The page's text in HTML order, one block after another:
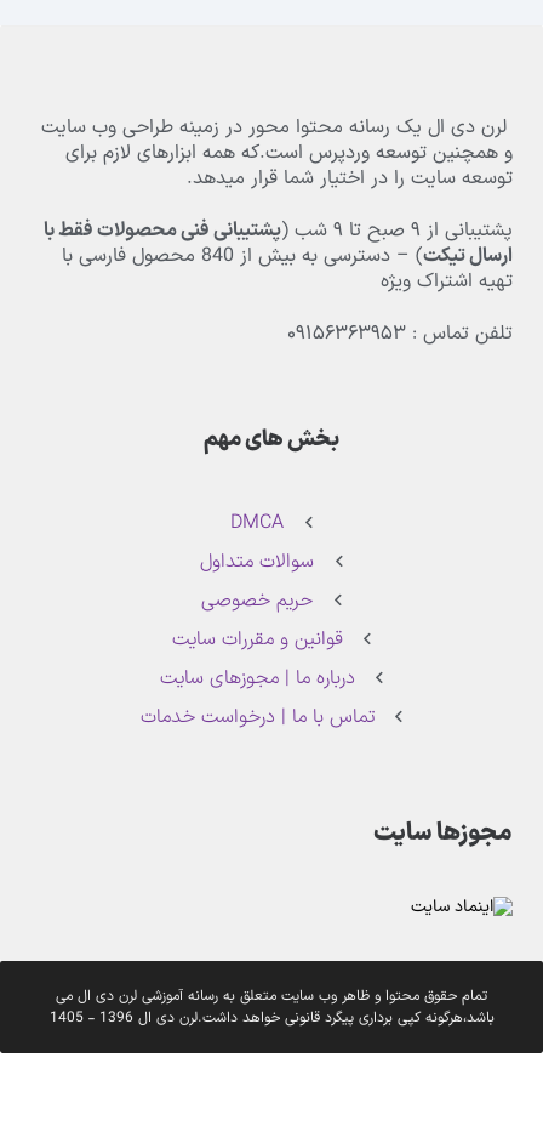
لرن دی ال یک رسانه محتوا محور در زمینه طراحی وب سایت
و همچنین توسعه وردپرس است.که همه ابزارهای لازم برای
توسعه سایت را در اختیار شما قرار میدهد.
پشتیبانی از ۹ صبح تا ۹ شب (پشتیبانی فنی محصولات فقط با
ارسال تیکت) – دسترسی به بیش از 840 محصول فارسی با
تهیه اشتراک ویژه
تلفن تماس : ۰۹۱۵۶۳۶۳۹۵۳
بخش های مهم
DMCA
سوالات متداول
حریم خصوصی
قوانین و مقررات سایت
درباره ما | مجوزهای سایت
تماس با ما | درخواست خدمات
مجوزها سایت
تمام حقوق محتوا و ظاهر وب سایت متعلق به رسانه آموزشی لرن دی ال می
باشد،هرگونه کپی برداری پیگرد قانونی خواهد داشت.لرن دی ال 1396 - 1405